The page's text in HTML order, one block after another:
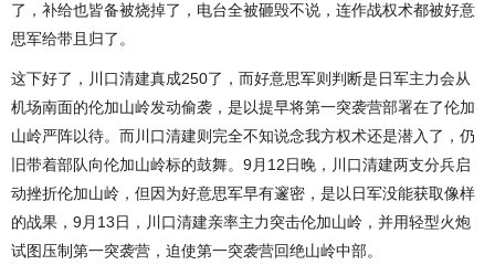
了，补给也皆备被烧掉了，电台全被砸毁不说，连作战权术都被好意
思军给带且归了。
这下好了，川口清建真成250了，而好意思军则判断是日军主力会从
机场南面的伦加山岭发动偷袭，是以提早将第一突袭营部署在了伦加
山岭严阵以待。而川口清建则完全不知说念我方权术还是潜入了，仍
旧带着部队向伦加山岭标的鼓舞。9月12日晚，川口清建两支分兵启
动挫折伦加山岭，但因为好意思军早有邃密，是以日军没能获取像样
的战果，9月13日，川口清建亲率主力突击伦加山岭，并用轻型火炮
试图压制第一突袭营，迫使第一突袭营回绝山岭中部。